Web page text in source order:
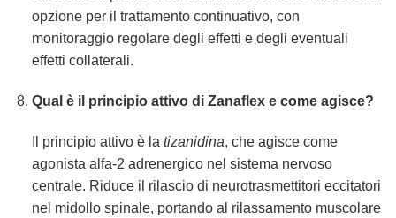
opzione per il trattamento continuativo, con
monitoraggio regolare degli effetti e degli eventuali
effetti collaterali.
Qual è il principio attivo di Zanaflex e come agisce?
Il principio attivo è la tizanidina, che agisce come
agonista alfa-2 adrenergico nel sistema nervoso
centrale. Riduce il rilascio di neurotrasmettitori eccitatori
nel midollo spinale, portando al rilassamento muscolare